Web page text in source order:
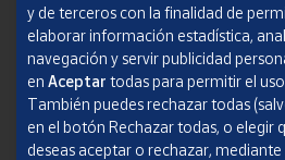
Aviso legal
Condiciones del servicio
Política de Privacidad Web
y de terceros con la finalidad de
elaborar información estadística,
navegación y servir publicidad
en Aceptar todas para permitir el
También puedes rechazar todas
en el botón Rechazar todas, o elegir
deseas aceptar o rechazar,